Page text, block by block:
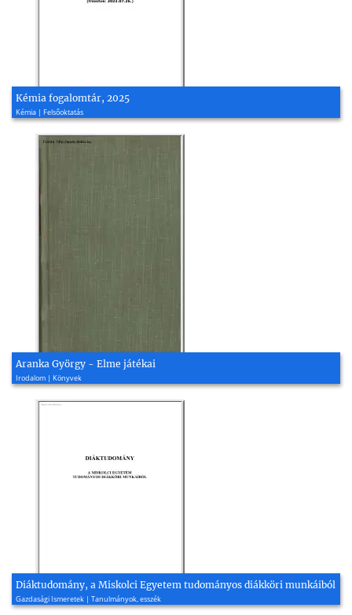
Kémia fogalomtár, 2025
Kémia | Felsőoktatás
Aranka György - Elme játékai
Irodalom | Könyvek
Diáktudomány, a Miskolci Egyetem tudományos diákköri munkáiból
Gazdasági Ismeretek | Tanulmányok, esszék